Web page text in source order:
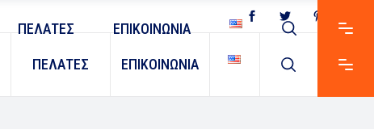
ΠΕΛΑΤΕΣ ΕΠΙΚΟΙΝΩΝΙΑ
ΠΕΛΑΤΕΣ ΕΠΙΚΟΙΝΩΝΙΑ